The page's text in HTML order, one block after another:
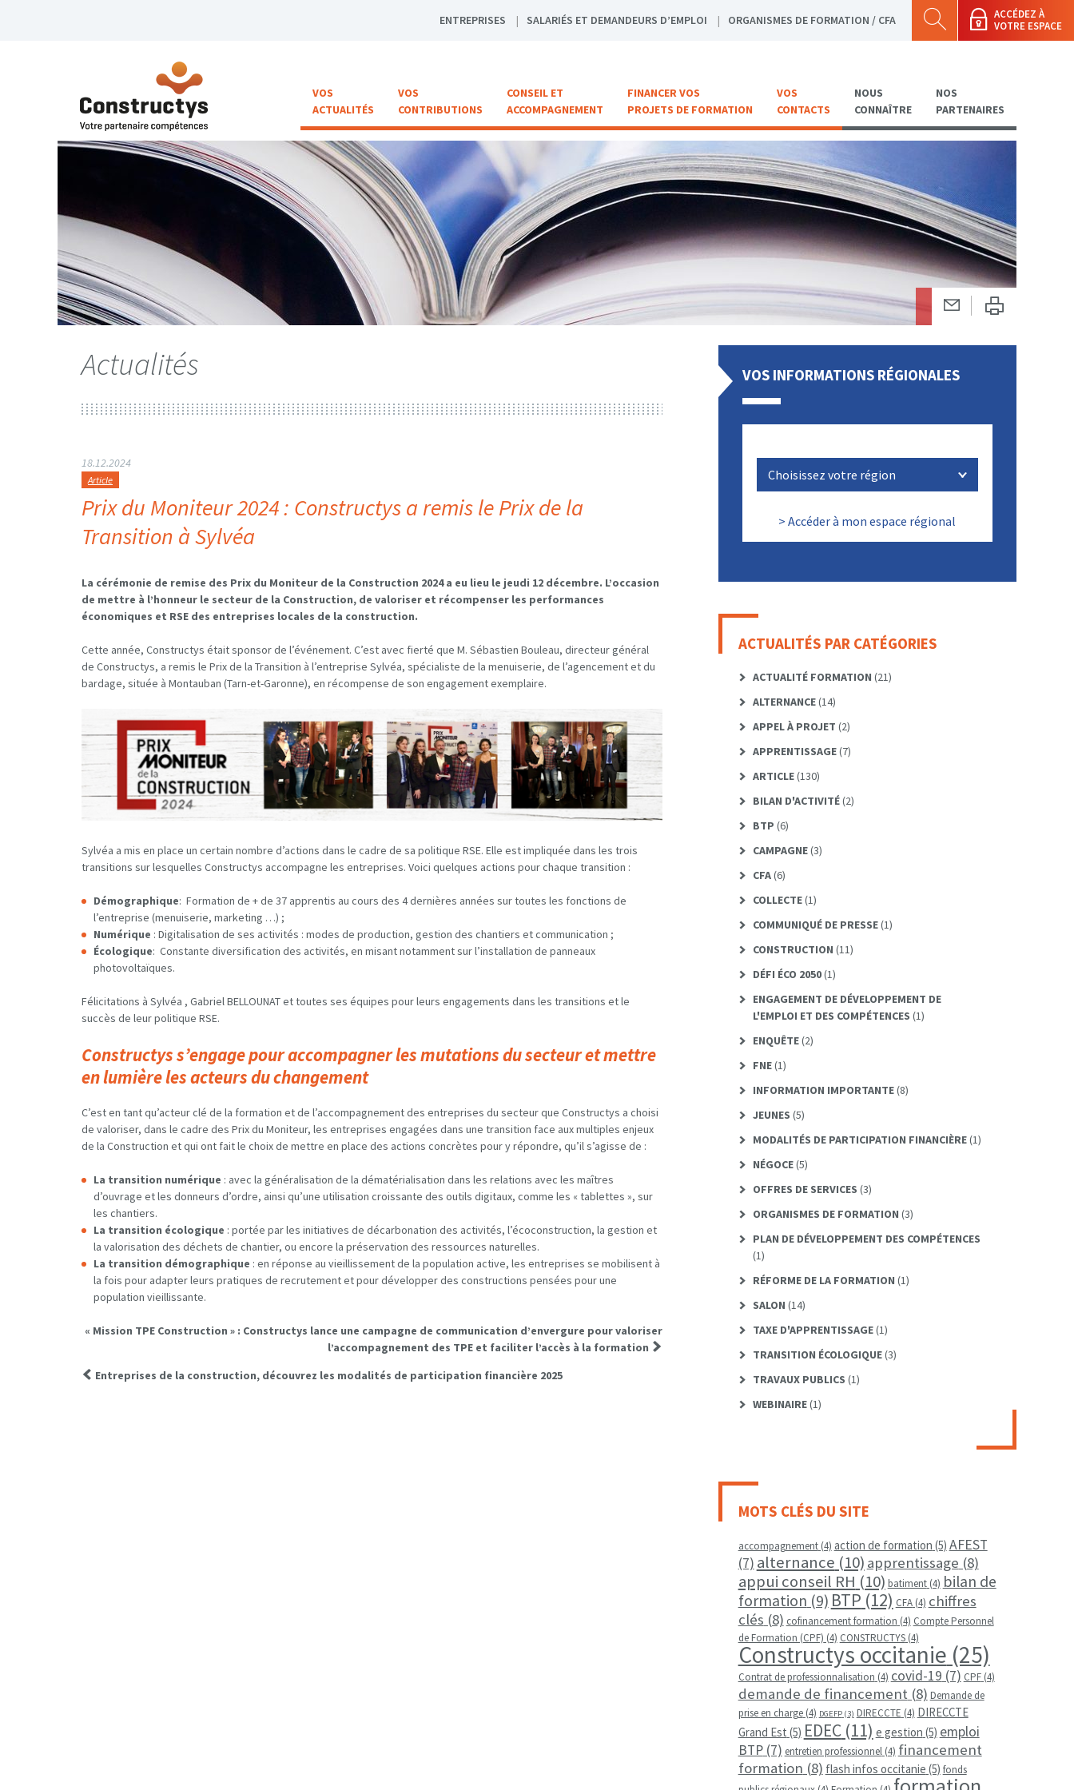
ACCÉDEZ À
VOTRE ESPACE
ENTREPRISES SALARIÉS ET DEMANDEURS D’EMPLOI ORGANISMES DE FORMATION / CFA
VOS
ACTUALITÉS
VOS
CONTRIBUTIONS
CONSEIL ET
ACCOMPAGNEMENT
FINANCER VOS
PROJETS DE FORMATION
VOS
CONTACTS
NOUS
CONNAÎTRE
NOS
PARTENAIRES
Actualités
18.12.2024
Article
Prix du Moniteur 2024 : Constructys a remis le Prix de la
Transition à Sylvéa
La cérémonie de remise des Prix du Moniteur de la Construction 2024 a eu lieu le jeudi 12 décembre. L’occasion
de mettre à l’honneur le secteur de la Construction, de valoriser et récompenser les performances
économiques et RSE des entreprises locales de la construction.
Cette année, Constructys était sponsor de l’événement. C’est avec fierté que M. Sébastien Bouleau, directeur général
de Constructys, a remis le Prix de la Transition à l’entreprise Sylvéa, spécialiste de la menuiserie, de l’agencement et du
bardage, située à Montauban (Tarn-et-Garonne), en récompense de son engagement exemplaire.
Sylvéa a mis en place un certain nombre d’actions dans le cadre de sa politique RSE. Elle est impliquée dans les trois
transitions sur lesquelles Constructys accompagne les entreprises. Voici quelques actions pour chaque transition :
Démographique: Formation de + de 37 apprentis au cours des 4 dernières années sur toutes les fonctions de
l’entreprise (menuiserie, marketing …) ;
Numérique : Digitalisation de ses activités : modes de production, gestion des chantiers et communication ;
Écologique: Constante diversification des activités, en misant notamment sur l’installation de panneaux
photovoltaïques.
Félicitations à Sylvéa , Gabriel BELLOUNAT et toutes ses équipes pour leurs engagements dans les transitions et le
succès de leur politique RSE.
Constructys s’engage pour accompagner les mutations du secteur et mettre
en lumière les acteurs du changement
C’est en tant qu’acteur clé de la formation et de l’accompagnement des entreprises du secteur que Constructys a choisi
de valoriser, dans le cadre des Prix du Moniteur, les entreprises engagées dans une transition face aux multiples enjeux
de la Construction et qui ont fait le choix de mettre en place des actions concrètes pour y répondre, qu’il s’agisse de :
La transition numérique : avec la généralisation de la dématérialisation dans les relations avec les maîtres
d’ouvrage et les donneurs d’ordre, ainsi qu’une utilisation croissante des outils digitaux, comme les « tablettes », sur
les chantiers.
La transition écologique : portée par les initiatives de décarbonation des activités, l’écoconstruction, la gestion et
la valorisation des déchets de chantier, ou encore la préservation des ressources naturelles.
La transition démographique : en réponse au vieillissement de la population active, les entreprises se mobilisent à
la fois pour adapter leurs pratiques de recrutement et pour développer des constructions pensées pour une
population vieillissante.
« Mission TPE Construction » : Constructys lance une campagne de communication d’envergure pour valoriser
l’accompagnement des TPE et faciliter l’accès à la formation
Entreprises de la construction, découvrez les modalités de participation financière 2025
VOS INFORMATIONS RÉGIONALES
> Accéder à mon espace régional
ACTUALITÉS PAR CATÉGORIES
ACTUALITÉ FORMATION (21)
ALTERNANCE(14)
APPEL À PROJET (2)
APPRENTISSAGE(7)
ARTICLE(130)
BILAN D'ACTIVITÉ(2)
BTP (6)
CAMPAGNE(3)
CFA(6)
COLLECTE(1)
COMMUNIQUÉ DE PRESSE(1)
CONSTRUCTION (11)
DÉFI ÉCO 2050(1)
ENGAGEMENT DE DÉVELOPPEMENT DE
L'EMPLOI ET DES COMPÉTENCES (1)
ENQUÊTE(2)
FNE(1)
INFORMATION IMPORTANTE(8)
JEUNES (5)
MODALITÉS DE PARTICIPATION FINANCIÈRE(1)
NÉGOCE(5)
OFFRES DE SERVICES (3)
ORGANISMES DE FORMATION (3)
PLAN DE DÉVELOPPEMENT DES COMPÉTENCES
(1)
RÉFORME DE LA FORMATION (1)
SALON (14)
TAXE D'APPRENTISSAGE(1)
TRANSITION ÉCOLOGIQUE(3)
TRAVAUX PUBLICS (1)
WEBINAIRE(1)
MOTS CLÉS DU SITE
accompagnement(4) action de formation (5) AFEST
(7) alternance (10) apprentissage (8)
appui conseil RH (10) batiment(4) bilan de
formation (9) BTP (12) CFA(4) chiffres
clés (8) cofinancement formation (4) Compte Personnel
de Formation (CPF) (4) CONSTRUCTYS(4)
Constructys occitanie (25)
Contrat de professionnalisation (4) covid-19 (7) CPF(4)
demande de financement(8) Demande de
prise en charge(4) DGEFP(3) DIRECCTE (4) DIRECCTE
Grand Est (5) EDEC(11) e gestion (5) emploi
BTP(7) entretien professionnel(4) financement
formation (8) flash infos occitanie (5) fonds